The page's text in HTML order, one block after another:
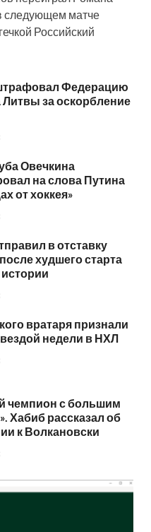
следующем матче
Российский
Федерацию
за оскорбление
Овечкина
на слова Путина
от хоккея»
в отставку
худшего старта
вратаря признали
недели в НХЛ
чемпион с большим
Хабиб рассказал об
к Волкановски